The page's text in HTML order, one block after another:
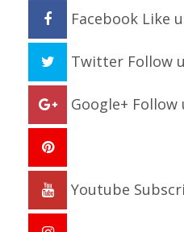
Facebook Like
Twitter Follow
Google+ Follow
Youtube